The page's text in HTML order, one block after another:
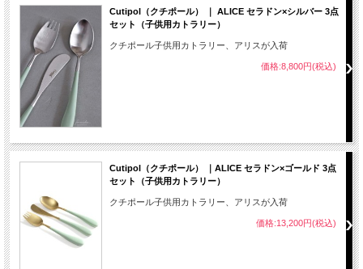
Cutipol（クチポール） ｜ ALICE セラドン×シルバー 3点
セット（子供用カトラリー）
クチポール子供用カトラリー、アリスが入荷
価格:8,800円(税込)
Cutipol（クチポール） ｜ALICE セラドン×ゴールド 3点
セット（子供用カトラリー）
クチポール子供用カトラリー、アリスが入荷
価格:13,200円(税込)